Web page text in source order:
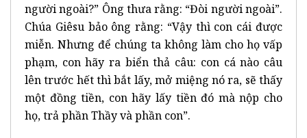
người ngoài?” Ông thưa rằng: “Đòi người ngoài”.
Chúa Giêsu bảo ông rằng: “Vậy thì con cái được
miễn. Nhưng để chúng ta không làm cho họ vấp
phạm, con hãy ra biển thả câu: con cá nào câu
lên trước hết thì bắt lấy, mở miệng nó ra, sẽ thấy
một đồng tiền, con hãy lấy tiền đó mà nộp cho
họ, trả phần Thầy và phần con”.